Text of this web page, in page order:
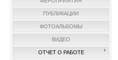
ПУБЛИКАЦИИ
ФОТОАЛЬБОМЫ
ВИДЕО
ОТЧЕТ О РАБОТЕ